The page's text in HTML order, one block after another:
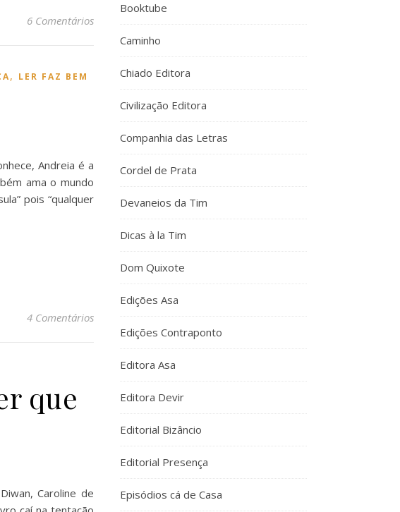
6 Comentários
, LER FAZ BEM
Andreia é a
ama o mundo
pois “qualquer
4 Comentários
que
Caroline de
Booktube
Caminho
Chiado Editora
Civilização Editora
Companhia das Letras
Cordel de Prata
Devaneios da Tim
Dicas à la Tim
Dom Quixote
Edições Asa
Edições Contraponto
Editora Asa
Editora Devir
Editorial Bizâncio
Editorial Presença
Episódios cá de Casa